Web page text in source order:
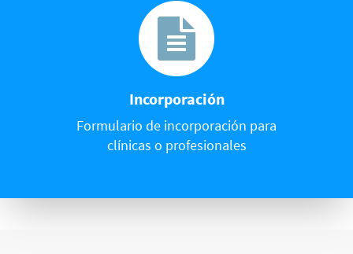
Incorporación
Formulario de incorporación para
clínicas o profesionales